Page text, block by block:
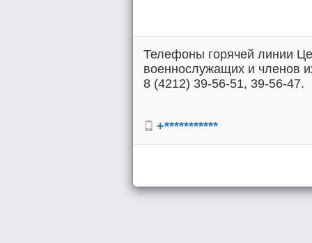
Телефоны горячей линии
военнослужащих и членов
8 (4212) 39-56-51, 39-56-47.
+***********